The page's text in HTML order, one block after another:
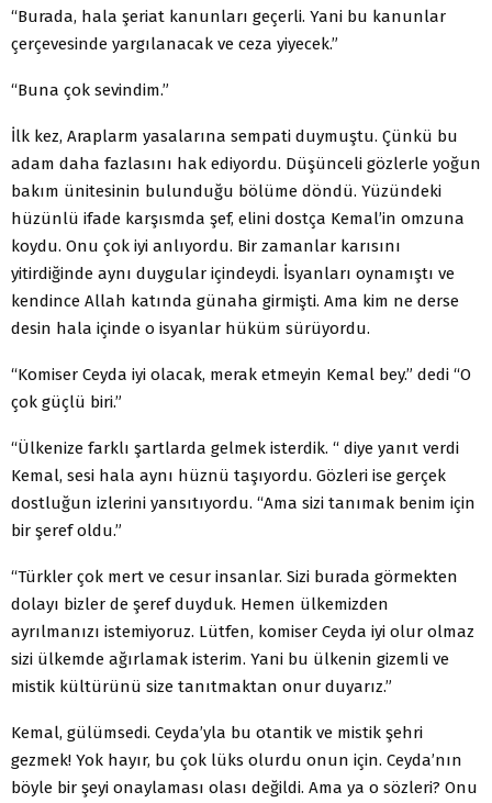
“Burada, hala şeriat kanunları geçerli. Yani bu kanunlar
çerçevesinde yargılanacak ve ceza yiyecek.”
“Buna çok sevindim.”
İlk kez, Araplarm yasalarına sempati duymuştu. Çünkü bu
adam daha fazlasını hak ediyordu. Düşünceli gözlerle yoğun
bakım ünitesinin bulunduğu bölüme döndü. Yüzündeki
hüzünlü ifade karşısmda şef, elini dostça Kemal’in omzuna
koydu. Onu çok iyi anlıyordu. Bir zamanlar karısını
yitirdiğinde aynı duygular içindeydi. İsyanları oynamıştı ve
kendince Allah katında günaha girmişti. Ama kim ne derse
desin hala içinde o isyanlar hüküm sürüyordu.
“Komiser Ceyda iyi olacak, merak etmeyin Kemal bey.” dedi “O
çok güçlü biri.”
“Ülkenize farklı şartlarda gelmek isterdik. “ diye yanıt verdi
Kemal, sesi hala aynı hüznü taşıyordu. Gözleri ise gerçek
dostluğun izlerini yansıtıyordu. “Ama sizi tanımak benim için
bir şeref oldu.”
“Türkler çok mert ve cesur insanlar. Sizi burada görmekten
dolayı bizler de şeref duyduk. Hemen ülkemizden
ayrılmanızı istemiyoruz. Lütfen, komiser Ceyda iyi olur olmaz
sizi ülkemde ağırlamak isterim. Yani bu ülkenin gizemli ve
mistik kültürünü size tanıtmaktan onur duyarız.”
Kemal, gülümsedi. Ceyda’yla bu otantik ve mistik şehri
gezmek! Yok hayır, bu çok lüks olurdu onun için. Ceyda’nın
böyle bir şeyi onaylaması olası değildi. Ama ya o sözleri? Onu